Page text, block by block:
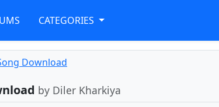
CATEGORIES
Download
by Diler Kharkiya